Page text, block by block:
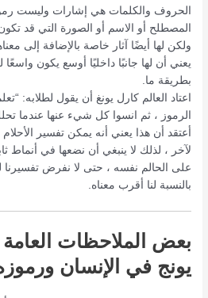
الحروف والكلمات هي إشارات وليست
المصطلح أو الاسم أو الصورة التي قد تكون
ولكن لها أيضًا آثار خاصة بالإضافة إلى
يعني أن لها جانبًا داخليًا أوسع يكون
بطريقة ما.
اعتاد العالم كارل يونغ أن يقول لطلابه:
الرموز ، ثم انسوا كل شيء عنها عندما
أعتقد أن هذا يعني أنه يمكن تفسير
لآخر ، لذلك لا ينبغي أن نضعها في أنماط
على الحالم نفسه ، حتى لا نفرض تفسيرنا
بالنسبة لنا أقرب معناه.
بعض الملاحظات
يونج في الإنسان